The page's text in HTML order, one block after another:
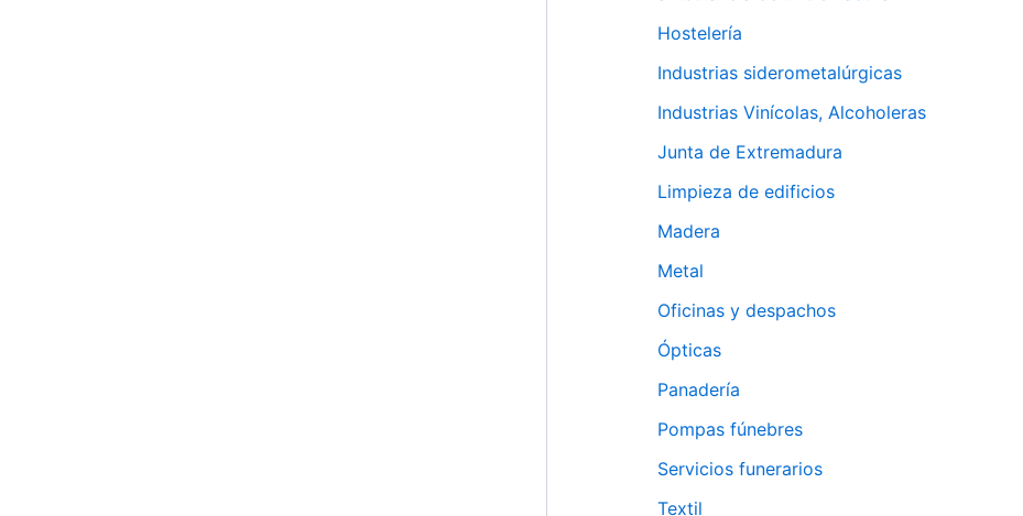
Hostelería
Industrias siderometalúrgicas
Industrias Vinícolas, Alcoholeras
Junta de Extremadura
Limpieza de edificios
Madera
Metal
Oficinas y despachos
Ópticas
Panadería
Pompas fúnebres
Servicios funerarios
Textil